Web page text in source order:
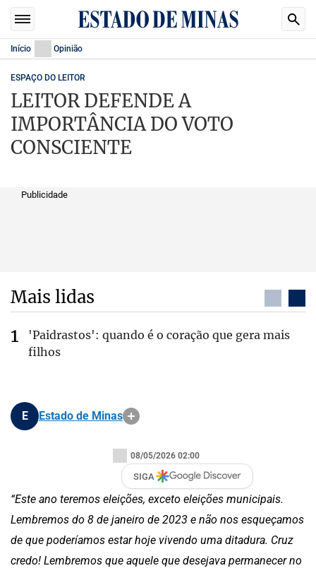
Início Opinião
ESPAÇO DO LEITOR
LEITOR DEFENDE A
IMPORTÂNCIA DO VOTO
CONSCIENTE
Publicidade
Mais lidas
'Paidrastos': quando é o coração que gera mais
filhos
E Estado de Minas
08/05/2026 02:00
SIGA
“Este ano teremos eleições, exceto eleições municipais.
Lembremos do 8 de janeiro de 2023 e não nos esqueçamos
de que poderíamos estar hoje vivendo uma ditadura. Cruz
credo! Lembremos que aquele que desejava permanecer no